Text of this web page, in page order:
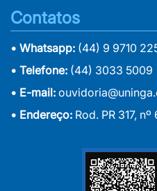
Contatos
• Whatsapp: (44) 9 9710
• Telefone: (44) 3033 5009
• E-mail:
• Endereço: Rod. PR 317,